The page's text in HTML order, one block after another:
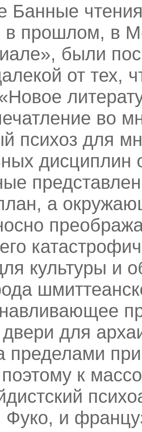
Банные
в прошлом, в
были
от тех,
во
психоз для
дисциплин
а
культуры и
двери для
пределами
к
и